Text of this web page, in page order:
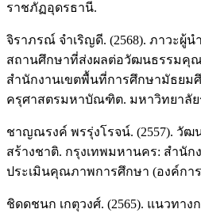
ราชภัฏอุดรธานี.
จิราภรณ์ จำเริญดี. (2568). ภาวะผู้น
สถานศึกษาที่ส่งผลต่อวัฒนธรรมคุณ
สำนักงานเขตพื้นที่การศึกษามัธยม
ครุศาสตรมหาบัณฑิต. มหาวิทยาลั
ชาญณรงค์ พรรุ่งโรจน์. (2557). วั
สร้างชาติ. กรุงเทพมหานคร: สำนัก
ประเมินคุณภาพการศึกษา (องค์กา
ชิดดชนก เกตุวงศ์. (2565). แนวทาง